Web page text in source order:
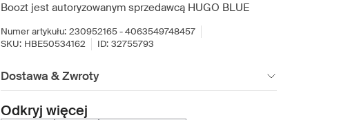
Boozt jest autoryzowanym sprzedawcą HUGO BLUE
Numer artykułu: 230952165 - 4063549748457
SKU: HBE50534162 ID: 32755793
Dostawa & Zwroty
Odkryj więcej